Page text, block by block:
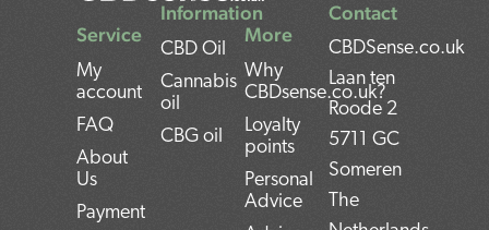
Contact
CBDSense.co.uk
Laan ten
Roode 2
5711 GC
Someren
The
Service
My
account
FAQ
About
Us
Payment
Information
CBD Oil
Cannabis
oil
CBG oil
More
Why
CBDsense.co.uk?
Loyalty
points
Personal
Advice